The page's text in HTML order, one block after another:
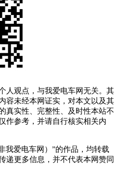
人观点，与我爱电车网无关。其
容未经本网证实，对本文以及其
真实性、完整性、及时性本站不
作参考，并请自行核实相关内
我爱电车网）”的作品，均转载
递更多信息，并不代表本网赞同